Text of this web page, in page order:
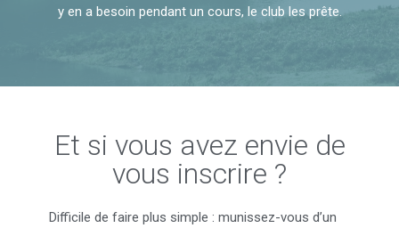
y en a besoin pendant un cours, le club les prête.
Et si vous avez envie de
vous inscrire ?
Difficile de faire plus simple : munissez-vous d’un